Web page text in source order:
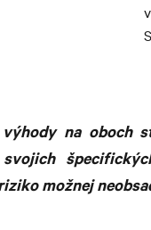
na oboch
možnej